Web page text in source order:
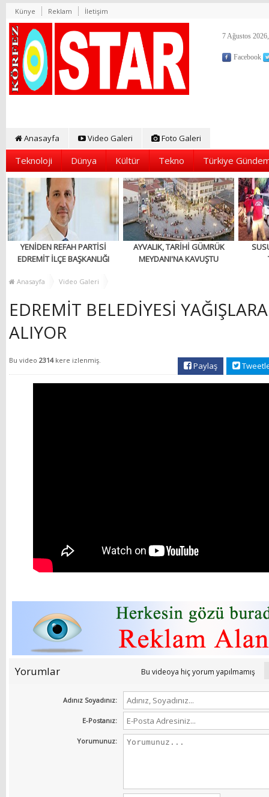
Künye Reklam İletişim
7 Ağustos
Facebook
Anasayfa Video Galeri Foto Galeri
Teknoloji Dünya Kültür Tekno Türkiye
YENİDEN REFAH PARTİSİ
EDREMİT İLÇE BAŞKANLIĞI
AÇILIYOR!
AYVALIK, TARİHİ GÜMRÜK
MEYDANI'NA KAVUŞTU
Anasayfa Video Galeri
EDREMİT BELEDİYESİ
ALIYOR
Bu video 2314kere izlenmiş.
Paylaş
Yorumlar Bu videoya hiç yorum yapılmamış
Adınız Soyadınız:
E-Postanız:
Yorumunuz: